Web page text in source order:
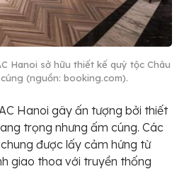
Hanoi sở hữu thiết kế quý tộc Châu
(nguồn: booking.com).
Hanoi gây ấn tượng bởi thiết
trọng nhưng ấm cúng. Các
được lấy cảm hứng từ
giao thoa với truyền thống